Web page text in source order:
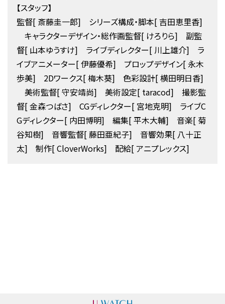
【スタッフ】
監督[ 斎藤圭一郎] シリーズ構成・脚本[ 吉田恵里香]
キャラクターデザイン・総作画監督[ けろりら] 副監
督[ 山本ゆうすけ] ライブディレクター[ 川上雄介] ラ
イブアニメーター[ 伊藤優希] プロップデザイン[ 永木
歩美] 2Dワークス[ 梅木葵] 色彩設計[ 横田明日香]
美術監督[ 守安靖尚] 美術設定[ taracod] 撮影監
督[ 金森つばさ] CGディレクター[ 宮地克明] ライブC
Gディレクター[ 内田博明] 編集[ 平木大輔] 音楽[ 菊
谷知樹] 音響監督[ 藤田亜紀子] 音響効果[ 八十正
太] 制作[ CloverWorks] 配給[ アニプレックス]